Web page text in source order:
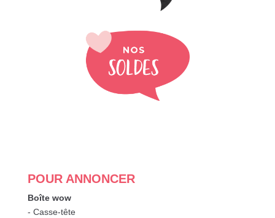
POUR ANNONCER
Boîte wow
- Casse-tête